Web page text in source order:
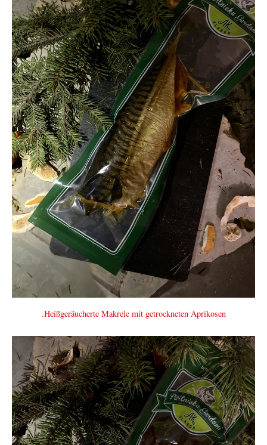
.Heißgeräucherte Makrele mit getrockneten Aprikosen